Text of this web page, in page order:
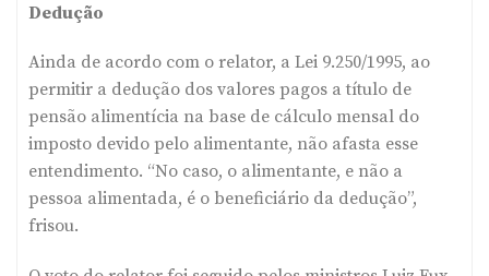
Dedução
Ainda de acordo com o relator, a Lei 9.250/1995, ao
permitir a dedução dos valores pagos a título de
pensão alimentícia na base de cálculo mensal do
imposto devido pelo alimentante, não afasta esse
entendimento. “No caso, o alimentante, e não a
pessoa alimentada, é o beneficiário da dedução”,
frisou.